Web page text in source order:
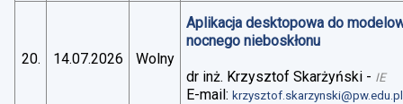
20. 14.07.2026 Wolny
Aplikacja desktopowa do
nocnego nieboskłonu
dr inż. Krzysztof Skarżyński - IE
E-mail:krzysztof.skarzynski@pw.edu.pl